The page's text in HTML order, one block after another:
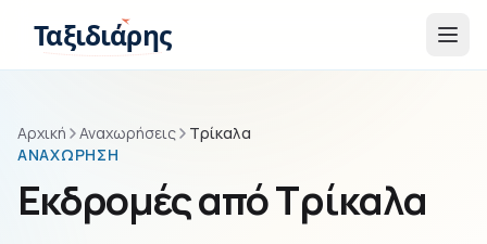
Ταξιδιάρης
Αρχική Αναχωρήσεις
Τρίκαλα
ΑΝΑΧΏΡΗΣΗ
Εκδρομές από Τρίκαλα